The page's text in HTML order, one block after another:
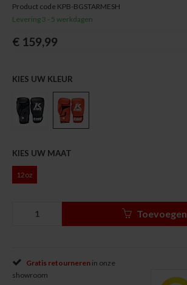
Product code KPB-BGSTARMESH
Levering 3 - 5 werkdagen
€ 159,99
KIES UW KLEUR
KIES UW MAAT
12oz
Toevoegen
Gratis retourneren in onze
showroom